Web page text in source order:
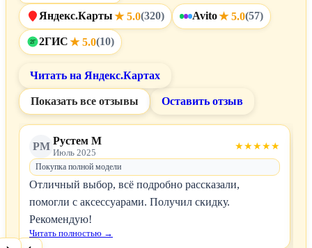
Яндекс.Карты★ 5.0(320) Avito★ 5.0(57)
2Г 2ГИС★ 5.0(10)
Читать на Яндекс.Картах
Показать все отзывы Оставить отзыв
РМ Рустем М
Июль 2025
★★★★★
Покупка полной модели
Отличный выбор, всё подробно рассказали,
помогли с аксессуарами. Получил скидку.
Рекомендую!
Читать полностью →